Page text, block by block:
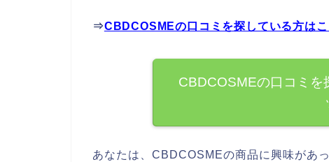
⇒CBDCOSMEの口コミを探している方は
CBDCOSMEの口コミを
あなたは、CBDCOSMEの商品に興味があ